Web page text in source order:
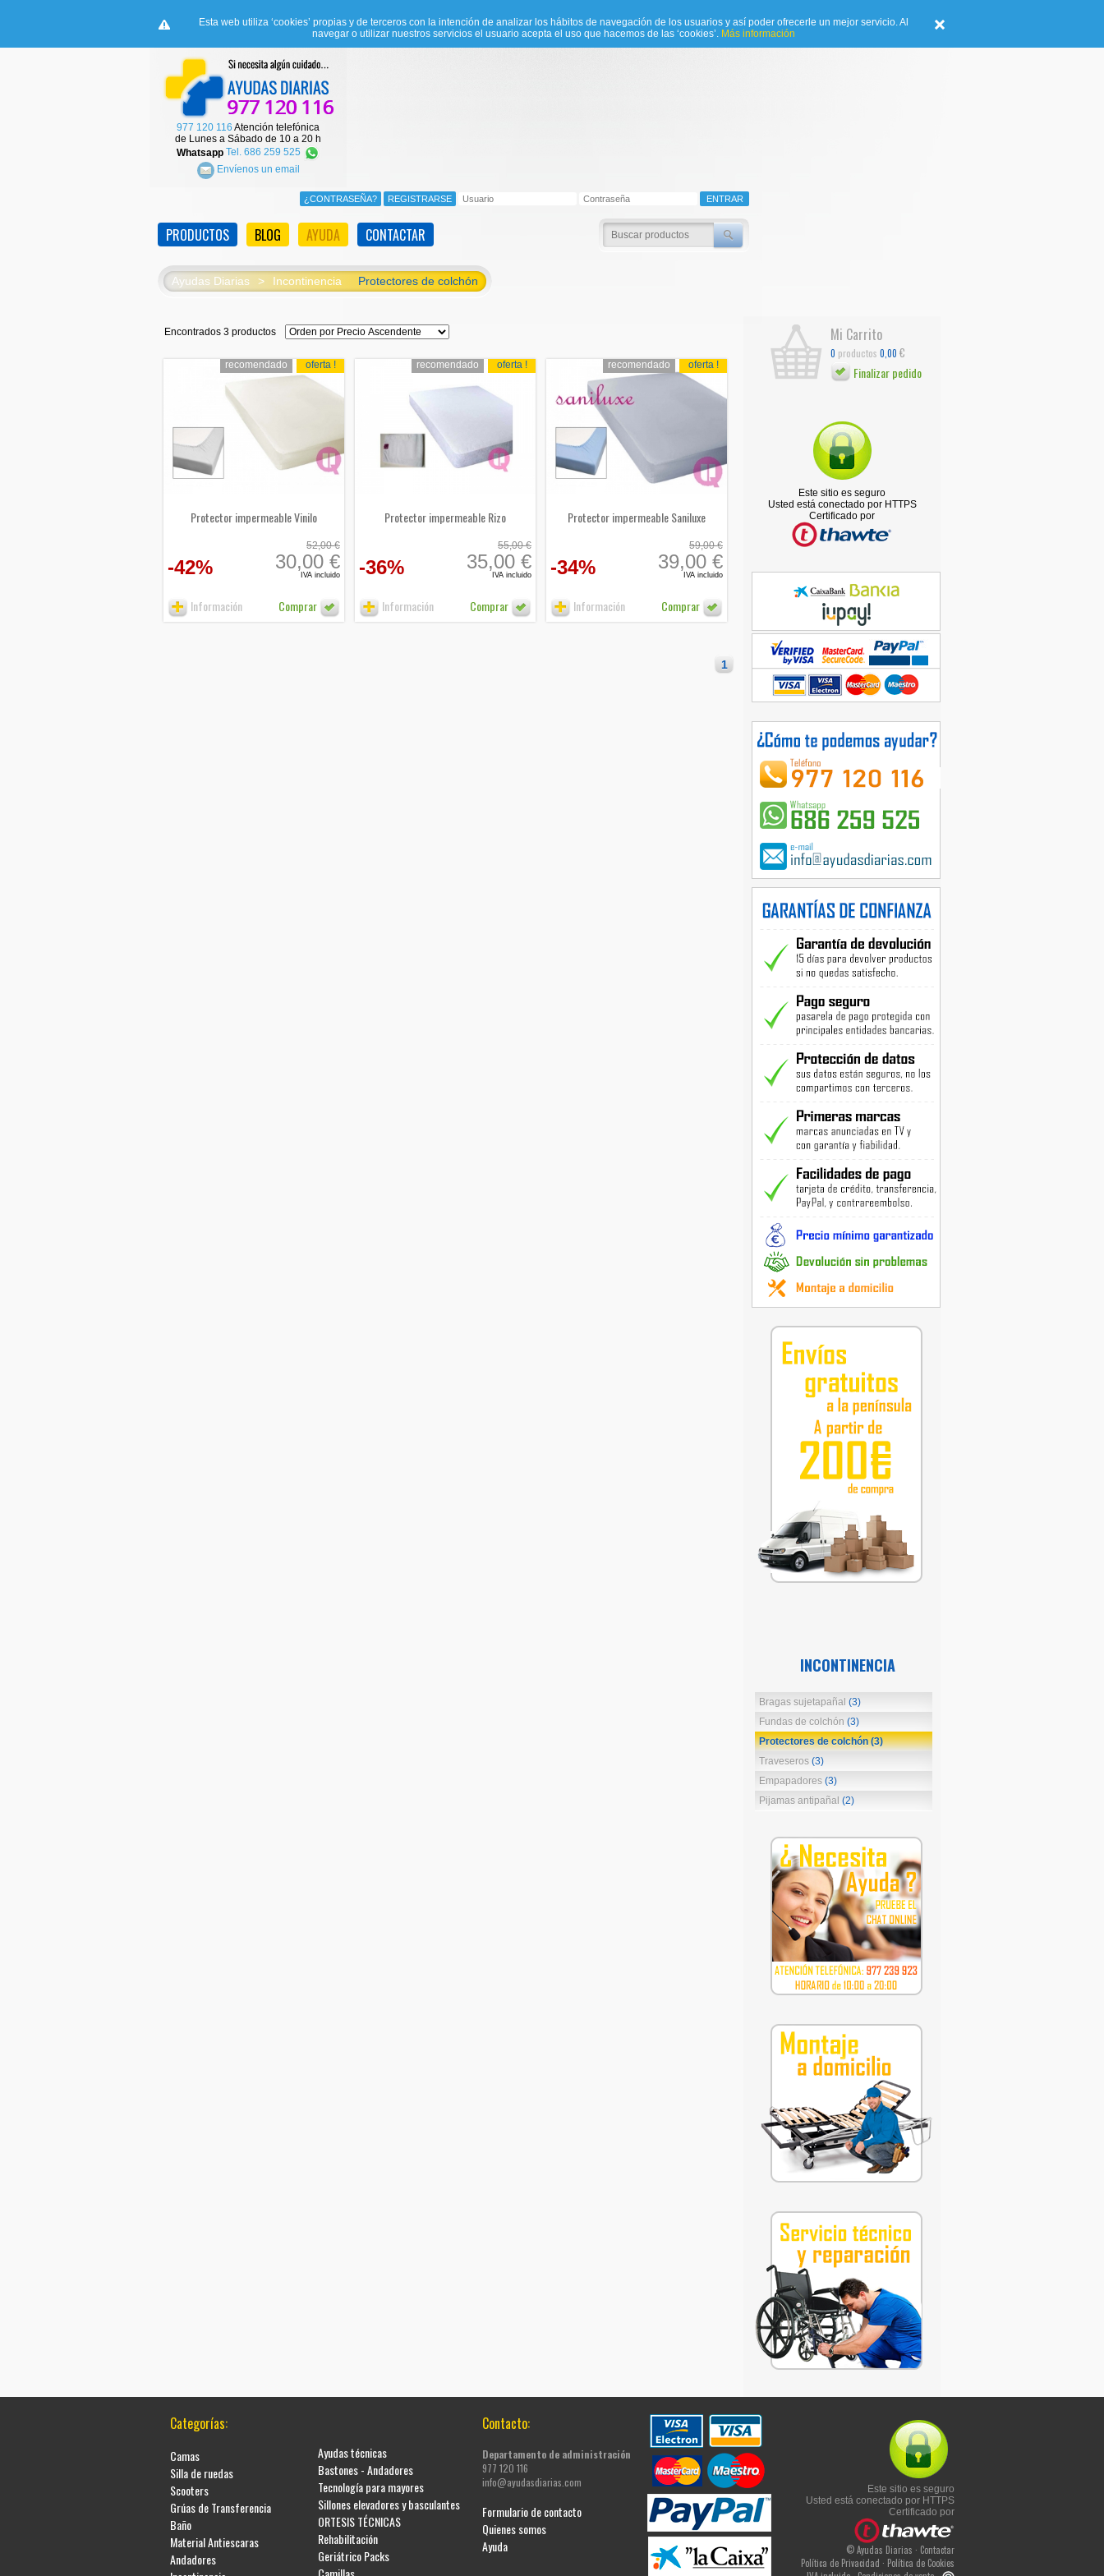
Esta web utiliza ‘cookies’ propias y de terceros con la intención de analizar los hábitos de navegación de los usuarios y así poder ofrecerle un mejor servicio. Al
navegar o utilizar nuestros servicios el usuario acepta el uso que hacemos de las ‘cookies’. Más información
977 120 116 Atención telefónica
de Lunes a Sábado de 10 a 20 h
Whatsapp Tel. 686 259 525
Envíenos un email
PRODUCTOS BLOG AYUDA CONTACTAR
Ayudas Diarias > Incontinencia Protectores de colchón
Encontrados 3 productos
-42% 30,00 €
IVA incluido
52,00 €
Información Comprar
oferta !
recomendado
Protector impermeable Vinilo
-36% 35,00 €
IVA incluido
55,00 €
Información Comprar
oferta !
recomendado
Protector impermeable Rizo
-34% 39,00 €
IVA incluido
59,00 €
Información Comprar
oferta !
recomendado
Protector impermeable Saniluxe
1
Mi Carrito
0 productos 0,00 €
Finalizar pedido
Este sitio es seguro
Usted está conectado por HTTPS
Certificado por
INCONTINENCIA
Bragas sujetapañal(3)
Fundas de colchón(3)
Protectores de colchón(3)
Traveseros(3)
Empapadores(3)
Pijamas antipañal(2)
Categorías:
Camas
Silla de ruedas
Scooters
Grúas de Transferencia
Baño
Material Antiescaras
Andadores
Ayudas técnicas
Bastones - Andadores
Tecnología para mayores
Sillones elevadores y basculantes
ORTESIS TÉCNICAS
Rehabilitación
Geriátrico Packs
Contacto:
Departamento de administración
977 120 116
info@ayudasdiarias.com
Formulario de contacto
Quienes somos
Ayuda
Este sitio es seguro
Usted está conectado por HTTPS
Certificado por
© Ayudas Diarias · Contactar
Política de Privacidad · Política de Cookies